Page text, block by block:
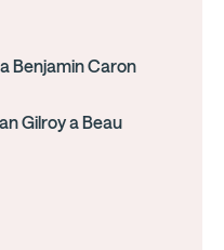
Benjamin Caron
Gilroy a Beau